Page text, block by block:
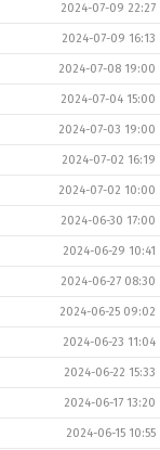
2024-07-09 22:27
2024-07-09 16:13
2024-07-08 19:00
2024-07-04 15:00
2024-07-03 19:00
2024-07-02 16:19
2024-07-02 10:00
2024-06-30 17:00
2024-06-29 10:41
2024-06-27 08:30
2024-06-25 09:02
2024-06-23 11:04
2024-06-22 15:33
2024-06-17 13:20
2024-06-15 10:55